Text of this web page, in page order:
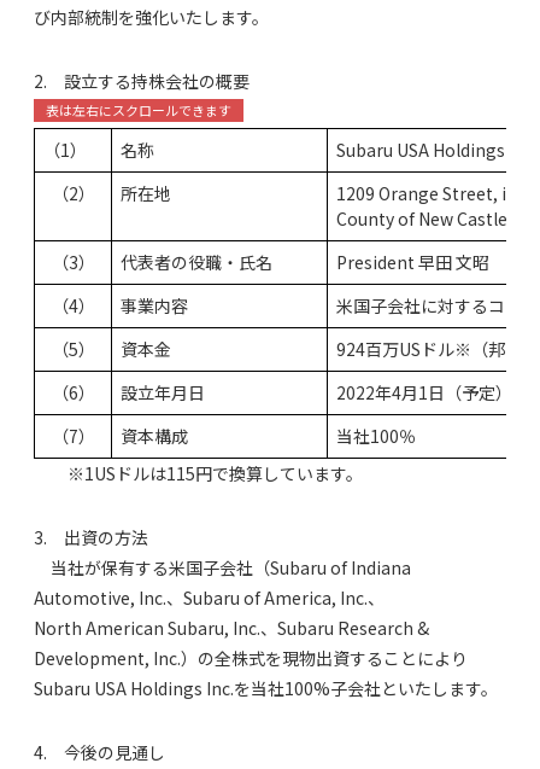
び内部統制を強化いたします。
2. 設立する持株会社の概要
（1） 名称
Subaru USA Holdings Inc.
（2）
所在地
1209 Orange Street, in
County of New Castle,
（3）
代表者の役職・氏名
President 早田 文昭
（4）
事業内容
米国子会社に対するコー
（5）
資本金
924百万USドル※（邦貨
（6）
設立年月日
2022年4月1日（予定）
（7）
資本構成
当社100％
※1USドルは115円で換算しています。
3. 出資の方法
当社が保有する米国子会社（Subaru of Indiana
Automotive, Inc.、Subaru of America, Inc.、
North American Subaru, Inc.、Subaru Research &
Development, Inc.）の全株式を現物出資することにより
Subaru USA Holdings Inc.を当社100%子会社といたします。
4. 今後の見通し